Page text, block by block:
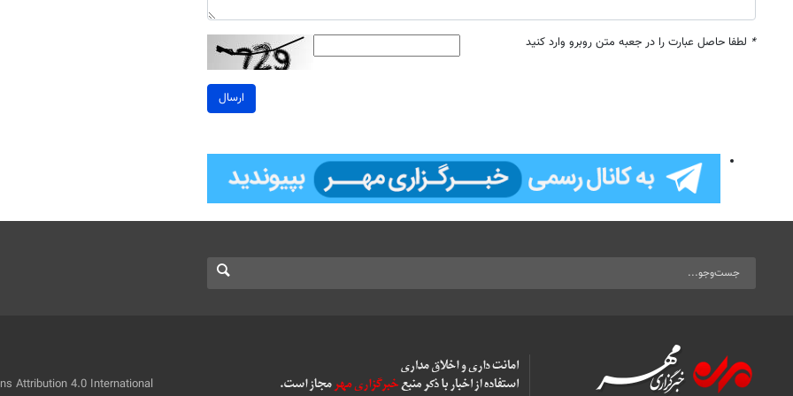
* لطفا حاصل عبارت را در جعبه متن روبرو وارد کنید
ارسال
Attribution 4.0 International